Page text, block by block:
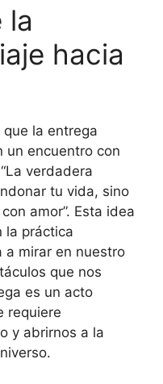
la
hacia
la entrega
un encuentro con
verdadera
tu vida, sino
amor”. Esta idea
la práctica
a mirar en nuestro
que nos
es un acto
requiere
y abrirnos a la